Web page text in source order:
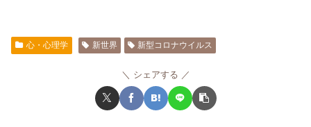
心・心理学 新世界 新型コロナウイルス
シェアする